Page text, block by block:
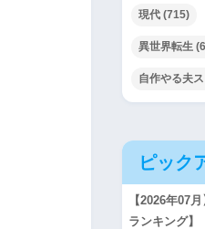
現代 (715)
異世界転生
自作やる夫
ピック
【2026年07
ランキング】